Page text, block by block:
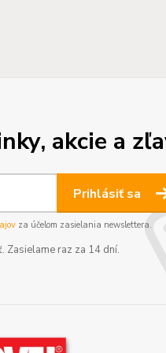
akcie a
Prihlásiť sa
za účelom zasielania newslettera.
Zasielame raz za 14 dní.